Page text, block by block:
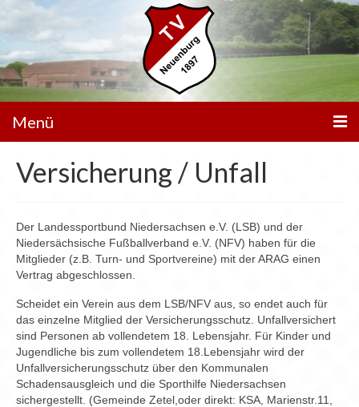
Menü
Unser Verein
Mannschaften
Walking Football
Sportanlagen
Sponsoren
Chronik
Archiv
Versicherung / Unfall
Der Landessportbund Niedersachsen e.V. (LSB) und der
Niedersächsische Fußballverband e.V. (NFV) haben für die
Mitglieder (z.B. Turn- und Sportvereine) mit der ARAG einen
Vertrag abgeschlossen.
Scheidet ein Verein aus dem LSB/NFV aus, so endet auch für
das einzelne Mitglied der Versicherungsschutz. Unfallversichert
sind Personen ab vollendetem 18. Lebensjahr. Für Kinder und
Jugendliche bis zum vollendetem 18.Lebensjahr wird der
Unfallversicherungsschutz über den Kommunalen
Schadensausgleich und die Sporthilfe Niedersachsen
sichergestellt. (Gemeinde Zetel,oder direkt: KSA, Marienstr.11,